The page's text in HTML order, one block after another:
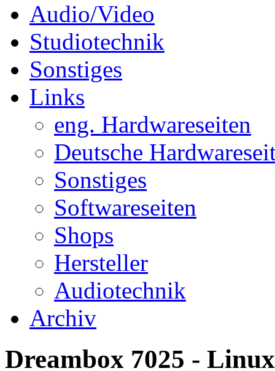
Audio/Video
Studiotechnik
Sonstiges
Links
eng. Hardwareseiten
Deutsche
Sonstiges
Softwareseiten
Shops
Hersteller
Audiotechnik
Archiv
Dreambox 7025 -